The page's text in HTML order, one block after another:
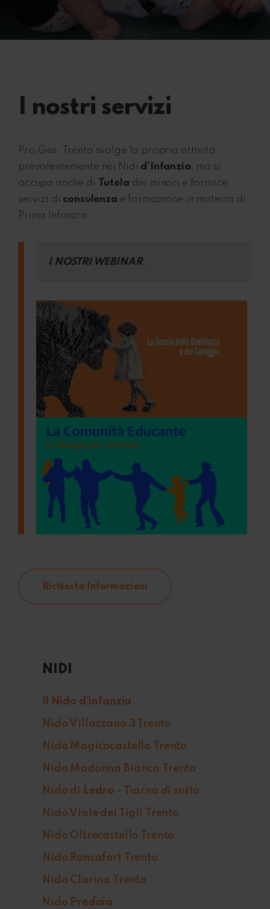
I nostri servizi
Pro.Ges. Trento svolge la propria attività
prevalentemente nei Nidi d’Infanzia, ma si
occupa anche di
Tutela dei minori e fornisce
servizi di consulenza e formazione in materia di
Prima Infanzia
I NOSTRI WEBINAR.
Richiesta Informazioni
NIDI
Il Nido d'infanzia
Nido Villazzano 3 Trento
Nido Magicocastello Trento
Nido Madonna Bianca Trento
Nido di Ledro - Tiarno di sotto
Nido Viale dei Tigli Trento
Nido Oltrecastello Trento
Nido Roncafort Trento
Nido Clarina Trento
Nido Predaia